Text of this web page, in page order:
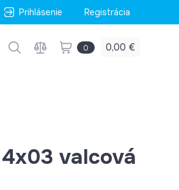
Prihlásenie Registrácia
0 0,00 €
valcová